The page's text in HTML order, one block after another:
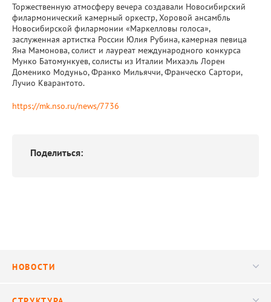
Торжественную атмосферу вечера создавали Новосибирский
филармонический камерный оркестр, Хоровой ансамбль
Новосибирской филармонии «Маркелловы голоса»,
заслуженная артистка России Юлия Рубина, камерная певица
Яна Мамонова, солист и лауреат международного конкурса
Мунко Батомункуев, солисты из Италии Михаэль Лорен
Доменико Модуньо, Франко Мильяччи, Франческо Сартори,
Лучио Кварантото.
https://mk.nso.ru/news/7736
Поделиться:
НОВОСТИ